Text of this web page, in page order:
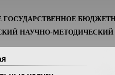
ГОСУДАРСТВЕННОЕ
НАУЧНО-